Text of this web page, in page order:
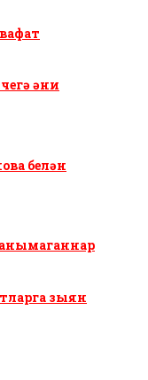
әни
белән
зыян